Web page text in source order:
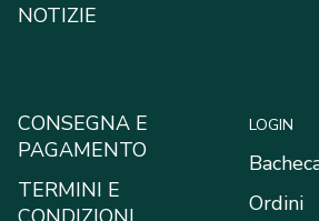
NOTIZIE
CONSEGNA E
PAGAMENTO
TERMINI E
LOGIN
Ordini